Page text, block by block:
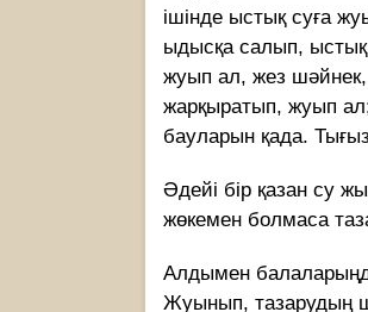
ішінде ыстық суға
ыдысқа салып,
жуып ал, жез шəйнек,
жарқыратып, жуып
бауларын қада.
Əдейі бір қазан су
жөкемен болмаса
Алдымен
Жуынып, тазарудың